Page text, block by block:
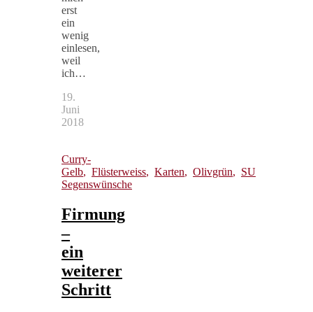
erst
ein
wenig
einlesen,
weil
ich…
19.
Juni
2018
Curry-
Gelb, Flüsterweiss, Karten, Olivgrün, SU
Segenswünsche
Firmung
–
ein
weiterer
Schritt